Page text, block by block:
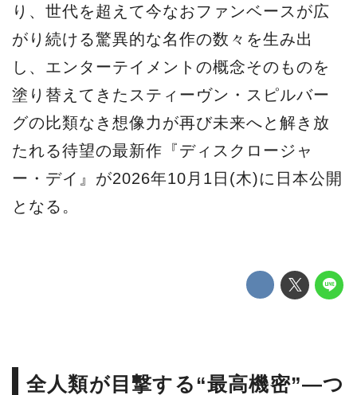
り、世代を超えて今なおファンベースが広
がり続ける驚異的な名作の数々を生み出
し、エンターテイメントの概念そのものを
塗り替えてきたスティーヴン・スピルバー
グの比類なき想像力が再び未来へと解き放
たれる待望の最新作『ディスクロージャ
ー・デイ』が2026年10月1日(木)に日本公開
となる。
全人類が目撃する“最高機密”―つ